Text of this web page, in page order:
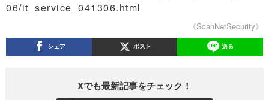
06/it_service_041306.html
《ScanNetSecurity》
シェア ポスト 送る
Xでも最新記事をチェック！